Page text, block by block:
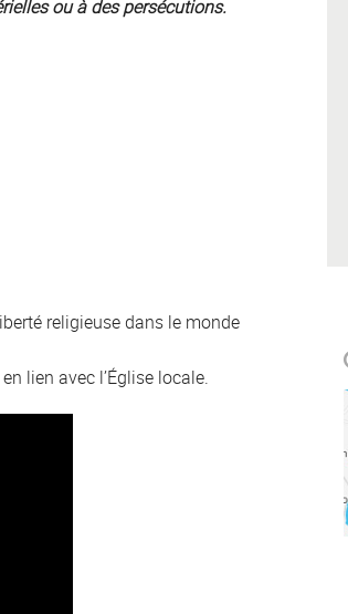
ou à des persécutions.
religieuse dans le monde
lien avec l’Église locale.